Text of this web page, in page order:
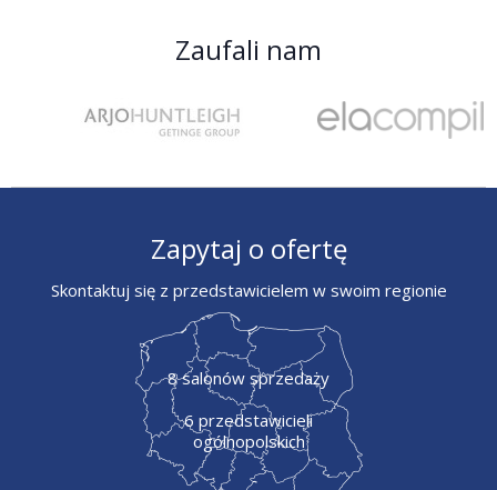
Zaufali nam
Zapytaj o ofertę
Skontaktuj się z przedstawicielem w swoim regionie
8 salonów sprzedaży
6 przedstawicieli
ogólnopolskich